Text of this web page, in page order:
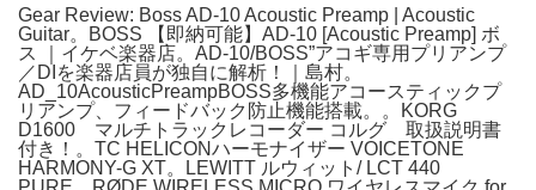
Gear Review: Boss AD-10 Acoustic Preamp | Acoustic
Guitar。BOSS 【即納可能】AD-10 [Acoustic Preamp] ボ
ス ｜イケベ楽器店。AD-10/BOSS”アコギ専用プリアンプ
／DIを楽器店員が独自に解析！｜島村。
AD_10AcousticPreampBOSS多機能アコースティックプ
リアンプ、フィードバック防止機能搭載。。KORG
D1600 マルチトラックレコーダー コルグ 取扱説明書
付き！。TC HELICONハーモナイザー VOICETONE
HARMONY-G XT。LEWITT ルウィット/ LCT 440